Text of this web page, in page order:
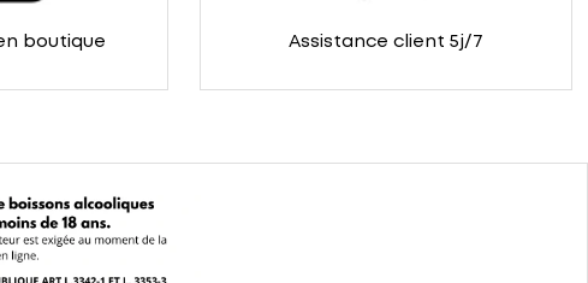
boutique Assistance client 5j/7